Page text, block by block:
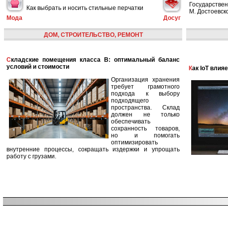
Мода
Как выбрать и носить стильные перчатки
Досуг
М.
ДОМ, СТРОИТЕЛЬСТВО, РЕМОНТ
Складские помещения класса B: оптимальный баланс
условий и стоимости
Организация хранения
требует грамотного
подхода к выбору
подходящего
пространства. Склад
должен не только
обеспечивать
сохранность товаров,
но и помогать
оптимизировать
внутренние процессы, сокращать издержки и упрощать
работу с грузами.
Как IoT